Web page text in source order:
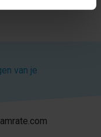
van je